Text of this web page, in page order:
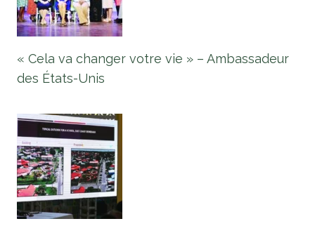
« Cela va changer votre vie » – Ambassadeur
des États-Unis